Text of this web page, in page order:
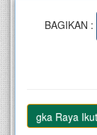
BAGIKAN :
Raya Ikuti